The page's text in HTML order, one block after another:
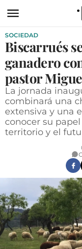
ACTUALIDAD
ECONOMÍA
TECNOLOGÍA
TURISMO
AGROALIMENTACIÓN
DEPORTES
GALERÍAS
VÍDEOS
CONTACTAR
SOCIEDAD
Biscarrués
ganadero
pastor
La jornada
combinará una
extensiva y una
conocer su
territorio y el